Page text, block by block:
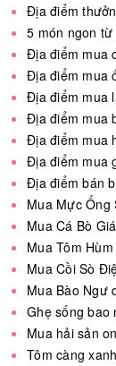
Địa điểm
5 món ngon
Địa điểm mua
Địa điểm mua
Địa điểm mua
Địa điểm mua
Địa điểm mua
Địa điểm mua
Địa điểm bán
Mua Mực Ống
Mua Cá Bò
Mua Tôm
Mua Cồi Sò
Mua Bào Ngư
Ghẹ sống bao
Mua hải sản
Tôm càng